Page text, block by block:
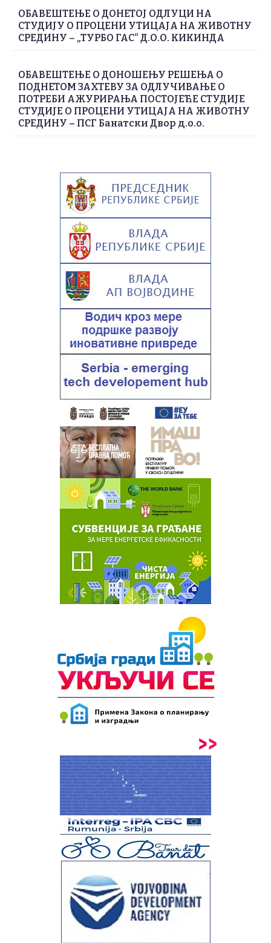
ОБАВЕШТЕЊЕ О ДОНЕТОЈ ОДЛУЦИ НА
СТУДИЈУ О ПРОЦЕНИ УТИЦАЈА НА ЖИВОТНУ
СРЕДИНУ – „ТУРБО ГАС“ Д.О.О. КИКИНДА
ОБАВЕШТЕЊЕ О ДОНОШЕЊУ РЕШЕЊА О
ПОДНЕТОМ ЗАХТЕВУ ЗА ОДЛУЧИВАЊЕ О
ПОТРЕБИ АЖУРИРАЊА ПОСТОЈЕЋЕ СТУДИЈЕ
СТУДИЈЕ О ПРОЦЕНИ УТИЦАЈА НА ЖИВОТНУ
СРЕДИНУ – ПСГ Банатски Двор д.о.о.